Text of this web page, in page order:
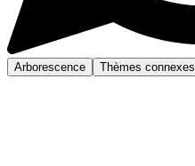
Arborescence Thèmes connexes